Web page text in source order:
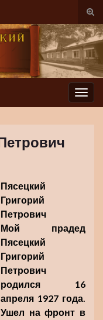
Вкл/
Вкл/
выкл
Пясецкий
Григорий
Петрович
Мой прадед
Пясецкий
Григорий
Петрович
родился 16
апреля 1927 года.
Ушел на фронт в